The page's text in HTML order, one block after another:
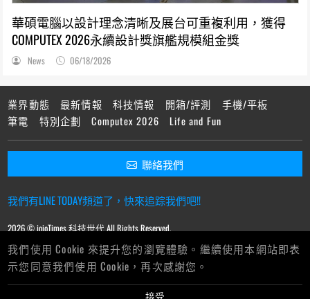
華碩電腦以設計理念清晰及展台可重複利用，獲得
COMPUTEX 2026永續設計獎旗艦規模組金獎
News 06/18/2026
業界動態 最新情報 科技情報 開箱/評測
手機/平板
筆電
特別企劃 Computex 2026 Life and Fun
聯絡我們
我們有LINE TODAY頻道了，快來追踪我們吧!!
2026 © ioioTimes 科技世代 All Rights Reserved.
我們使用 Cookie 來提升您的瀏覽體驗。繼續使用本網站即表
示您同意我們使用 Cookie，再次感謝您。